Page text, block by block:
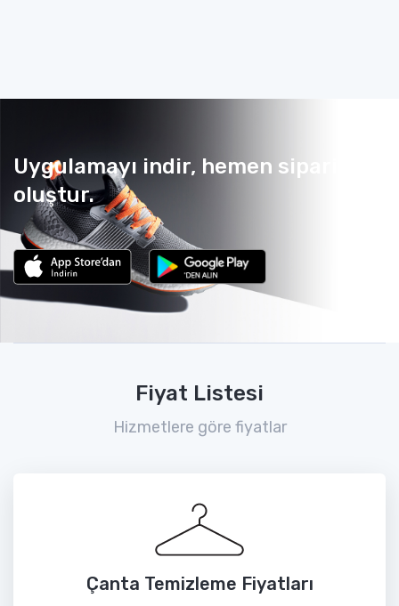
Uygulamayı indir, hemen sipariş
oluştur.
Fiyat Listesi
Hizmetlere göre fiyatlar
Çanta Temizleme Fiyatları